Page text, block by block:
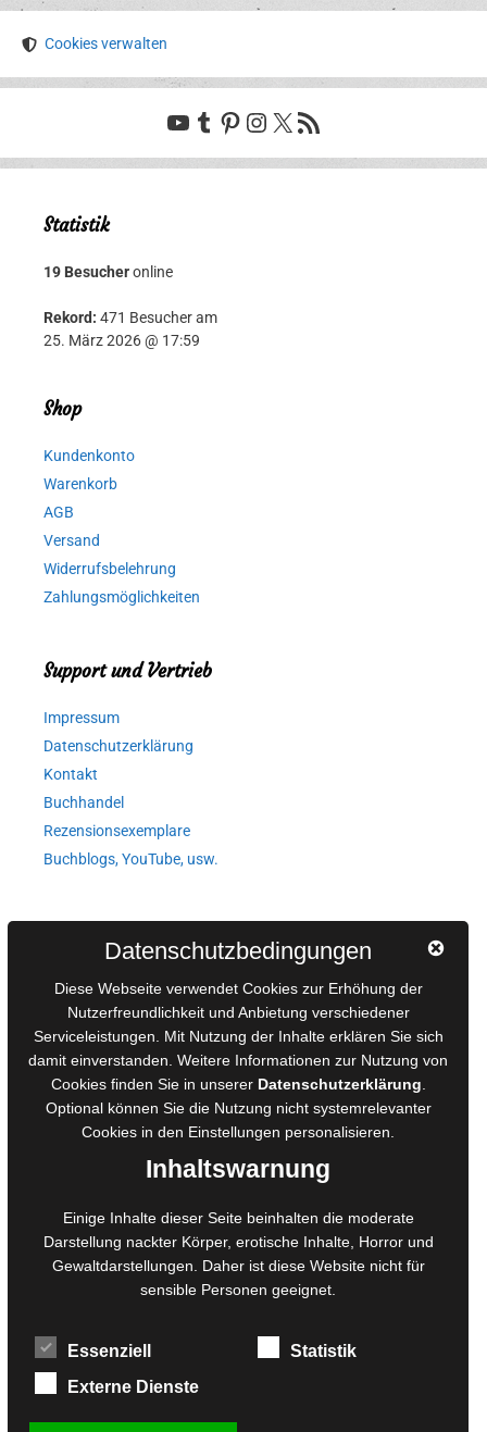
Cookies verwalten
YouTube
Tumblr
Pinterest
Instagram
X RSS-Feed
Statistik
19 Besucheronline
Rekord: 471 Besucher am
25. März 2026 @ 17:59
Shop
Kundenkonto
Warenkorb
AGB
Versand
Widerrufsbelehrung
Zahlungsmöglichkeiten
Support und Vertrieb
Impressum
Datenschutzerklärung
Kontakt
Buchhandel
Rezensionsexemplare
Buchblogs, YouTube, usw.
AGB für Medienprojekte
Online-Artikel
Manuskripte einreichen
Ausschreibungen
Belegexemplare
Eigenbedarfsexemplare
Foto- und Bildbearbeitung
Fotorestauration
Creative Artwork
MPS Fotografie
WordPress Support
Datenschutzbedingungen
Diese Webseite verwendet Cookies zur Erhöhung der
Nutzerfreundlichkeit und Anbietung verschiedener
Serviceleistungen. Mit Nutzung der Inhalte erklären Sie sich
damit einverstanden. Weitere Informationen zur Nutzung von
Cookies finden Sie in unserer Datenschutzerklärung
Optional können Sie die Nutzung nicht systemrelevanter
Cookies in den Einstellungen personalisieren.
Inhaltswarnung
Einige Inhalte dieser Seite beinhalten die moderate
Darstellung nackter Körper, erotische Inhalte, Horror und
Gewaltdarstellungen. Daher ist diese Website nicht für
sensible Personen geeignet.
Essenziell
Statistik
Externe Dienste